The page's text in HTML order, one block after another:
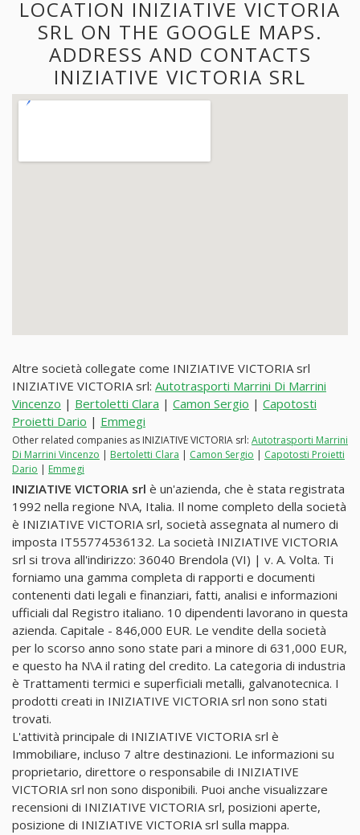
LOCATION INIZIATIVE VICTORIA
SRL ON THE GOOGLE MAPS.
ADDRESS AND CONTACTS
INIZIATIVE VICTORIA SRL
Altre società collegate come INIZIATIVE VICTORIA srl
INIZIATIVE VICTORIA srl: Autotrasporti Marrini Di Marrini
Vincenzo | Bertoletti Clara | Camon Sergio | Capotosti
Proietti Dario | Emmegi
Other related companies as INIZIATIVE VICTORIA srl: Autotrasporti Marrini
Di Marrini Vincenzo | Bertoletti Clara | Camon Sergio | Capotosti Proietti
Dario | Emmegi
INIZIATIVE VICTORIA srl è un'azienda, che è stata registrata
1992 nella regione N\A, Italia. Il nome completo della società
è INIZIATIVE VICTORIA srl, società assegnata al numero di
imposta IT55774536132. La società INIZIATIVE VICTORIA
srl si trova all'indirizzo: 36040 Brendola (VI) | v. A. Volta. Ti
forniamo una gamma completa di rapporti e documenti
contenenti dati legali e finanziari, fatti, analisi e informazioni
ufficiali dal Registro italiano. 10 dipendenti lavorano in questa
azienda. Capitale - 846,000 EUR. Le vendite della società
per lo scorso anno sono state pari a minore di 631,000 EUR,
e questo ha N\A il rating del credito. La categoria di industria
è Trattamenti termici e superficiali metalli, galvanotecnica. I
prodotti creati in INIZIATIVE VICTORIA srl non sono stati
trovati.
L'attività principale di INIZIATIVE VICTORIA srl è
Immobiliare, incluso 7 altre destinazioni. Le informazioni su
proprietario, direttore o responsabile di INIZIATIVE
VICTORIA srl non sono disponibili. Puoi anche visualizzare
recensioni di INIZIATIVE VICTORIA srl, posizioni aperte,
posizione di INIZIATIVE VICTORIA srl sulla mappa.